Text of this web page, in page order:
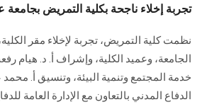
تجربة إخلاء ناجحة بكلية التمريض
نظمت كلية التمريض، تجربة لإخلاء مقر
الجامعة، وعميد الكلية، وإشراف أ. د. هيام
خدمة المجتمع وتنمية البيئة، وتنسيق أ.
الدفاع المدني بالتعاون مع الإدارة العامة